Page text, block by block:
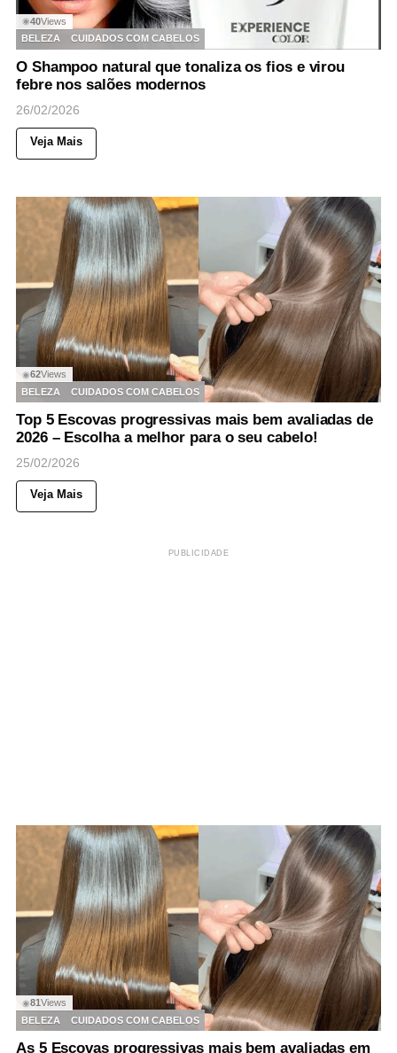
◉40Views
BELEZA
CUIDADOS COM CABELOS
O Shampoo natural que tonaliza os fios e virou
febre nos salões modernos
26/02/2026
Veja Mais
◉62Views
BELEZA
CUIDADOS COM CABELOS
Top 5 Escovas progressivas mais bem avaliadas de
2026 – Escolha a melhor para o seu cabelo!
25/02/2026
Veja Mais
PUBLICIDADE
◉81Views
BELEZA
CUIDADOS COM CABELOS
As 5 Escovas progressivas mais bem avaliadas em